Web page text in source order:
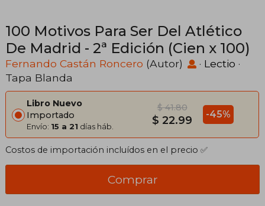
100 Motivos Para Ser Del Atlético
De Madrid - 2ª Edición (Cien x 100)
Fernando Castán Roncero (Autor) · Lectio ·
Tapa Blanda
Libro Nuevo
Importado
Envío: 15 a 21 días háb.
$ 41.80
$ 22.99 -45%
Costos de importación incluídos en el precio ✅
Comprar